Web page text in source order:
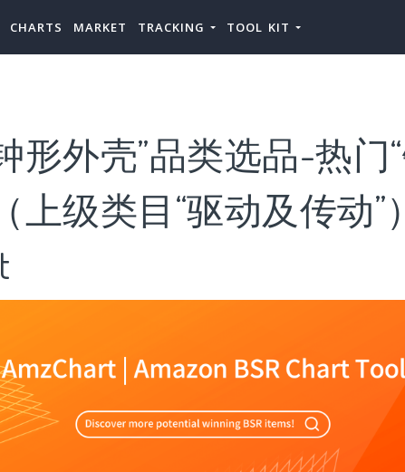
CHARTS MARKET TRACKING TOOL KIT
形外壳”品类选品-热门
上级类目“驱动及传动”